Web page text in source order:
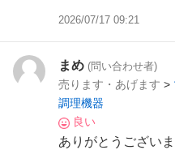
2026/07/17 09:21
まめ (問い合わせ者)
売ります・あげます >
調理機器
良い
ありがとうござい